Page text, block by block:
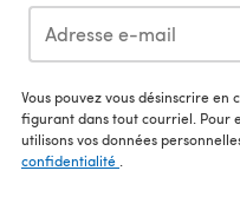
Vous pouvez vous désinscrire
figurant dans tout courriel. Pour
utilisons vos données
confidentialité